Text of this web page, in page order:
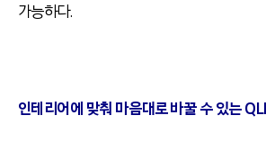
가능하다.
인테리어에 맞춰 마음대로 바꿀 수 있는